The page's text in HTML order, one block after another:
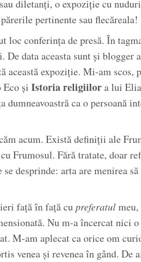
diletanți, o expoziție cu
pertinente sau flecăreala!
loc conferința de presă. În
De data aceasta sunt și blogger
această expoziție. Mi-am scos,
Eco și Istoria religiilora lui
dumneavoastră ca o persoană
acum. Există definiții ale
Frumosul. Fără tratate, doar
se desprinde: arta are menirea
față în față cupreferatul
Nu m-a încercat nici
M-am aplecat ca orice om
venea și revenea în gând.